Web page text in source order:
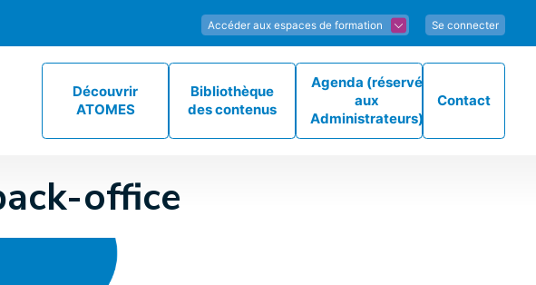
Accéder aux espaces de formation Se connecter
Découvrir
ATOMES
Bibliothèque
des contenus
Agenda (réservé
aux
Administrateurs)
Contact
office